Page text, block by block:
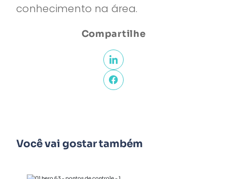
conhecimento na área.
Compartilhe
Você vai gostar também